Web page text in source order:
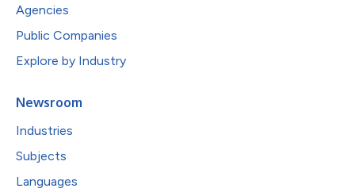
Agencies
Public Companies
Explore by Industry
Newsroom
Industries
Subjects
Languages